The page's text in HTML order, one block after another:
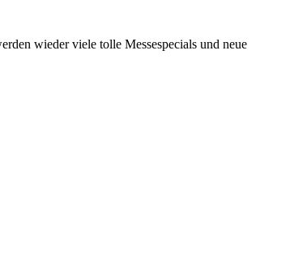
wieder viele tolle Messespecials und neue